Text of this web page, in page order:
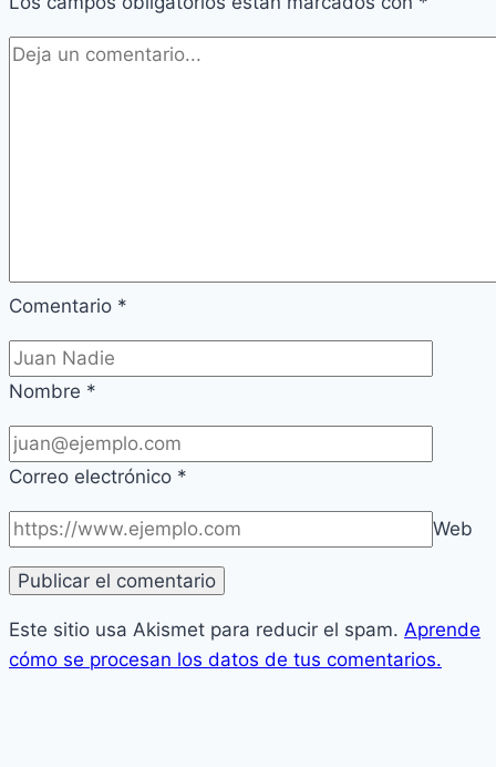
Comentario *
Nombre *
Correo electrónico *
Web
Este sitio usa Akismet para reducir el spam. Aprende
cómo se procesan los datos de tus comentarios.